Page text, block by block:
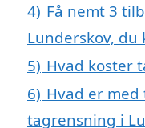
4) Få nemt 3
Lunderskov,
5) Hvad koster
6) Hvad er
tagrensning i